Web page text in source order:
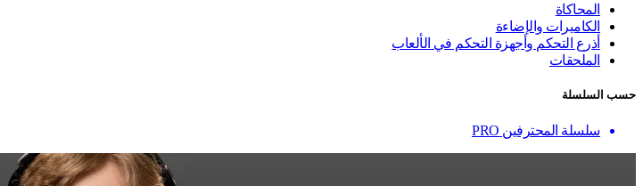
المحاكاة
الكاميرات والإضاءة
أذرع التحكم وأجهزة التحكم في الألعاب
الملحقات
حسب السلسلة
سلسلة المحترفين PRO